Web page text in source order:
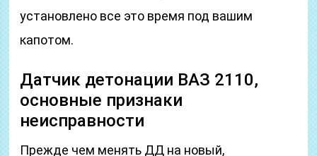
установлено все это время под вашим
капотом.
Датчик детонации ВАЗ 2110,
основные признаки
неисправности
Прежде чем менять ДД на новый,